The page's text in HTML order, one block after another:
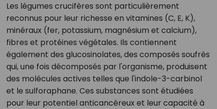
Les légumes crucifères sont particulièrement
reconnus pour leur richesse en vitamines (C, E, K),
minéraux (fer, potassium, magnésium et calcium),
fibres et protéines végétales. Ils contiennent
également des glucosinolates, des composés soufrés
qui, une fois décomposés par l'organisme, produisent
des molécules actives telles que l'indole-3-carbinol
et le sulforaphane. Ces substances sont étudiées
pour leur potentiel anticancéreux et leur capacité à